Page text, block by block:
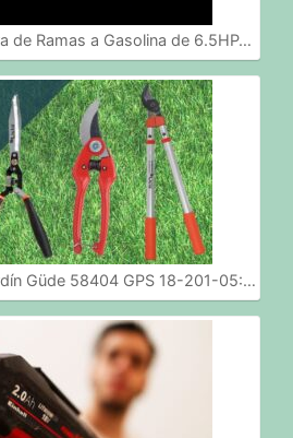
de Ramas a Gasolina de 6.5HP…
Güde 58404 GPS 18-201-05:…